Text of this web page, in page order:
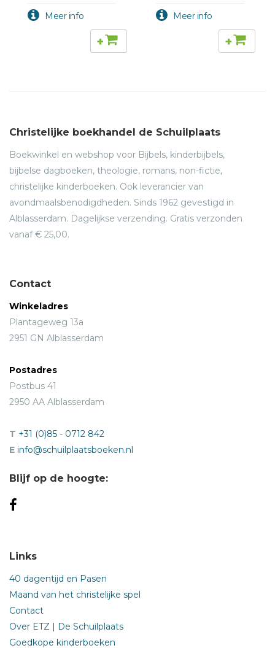
+ +
Christelijke boekhandel de Schuilplaats
Boekwinkel en webshop voor Bijbels, kinderbijbels,
bijbelse dagboeken, theologie, romans, non-fictie,
christelijke kinderboeken. Ook leverancier van
avondmaalsbenodigdheden. Sinds 1962 gevestigd in
Alblasserdam. Dagelijkse verzending. Gratis verzonden
vanaf € 25,00.
Contact
Winkeladres
Plantageweg 13a
2951 GN Alblasserdam
Postadres
Postbus 41
2950 AA Alblasserdam
T +31 (0)85 - 0712 842
E info@schuilplaatsboeken.nl
Blijf op de hoogte:
Links
40 dagentijd en Pasen
Maand van het christelijke spel
Contact
Over ETZ | De Schuilplaats
Goedkope kinderboeken